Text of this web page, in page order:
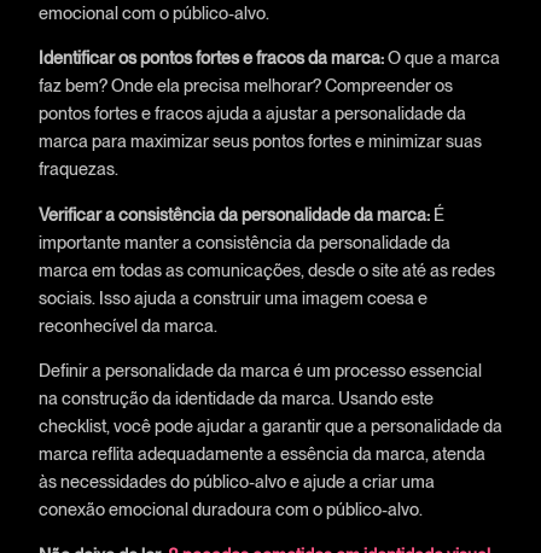
emocional com o público-alvo.
Identificar os pontos fortes e fracos da marca:O que a marca
faz bem? Onde ela precisa melhorar? Compreender os
pontos fortes e fracos ajuda a ajustar a personalidade da
marca para maximizar seus pontos fortes e minimizar suas
fraquezas.
Verificar a consistência da personalidade da marca:É
importante manter a consistência da personalidade da
marca em todas as comunicações, desde o site até as redes
sociais. Isso ajuda a construir uma imagem coesa e
reconhecível da marca.
Definir a personalidade da marca é um processo essencial
na construção da identidade da marca. Usando este
checklist, você pode ajudar a garantir que a personalidade da
marca reflita adequadamente a essência da marca, atenda
às necessidades do público-alvo e ajude a criar uma
conexão emocional duradoura com o público-alvo.